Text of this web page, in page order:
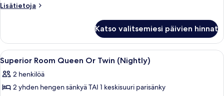
kuvat
Lisätietoja
Lisätietoja
(One
Night
Stay)
Katso valitsemiesi päivien hinnat
Avaa
kaikki
huonetyypin
Superior
Hotellihuone, jossa on sänky,
2
Superior Room Queen Or Twin (Nightly)
2 henkilöä
2 yhden hengen sänkyä TAI 1 keskisuuri parisänky